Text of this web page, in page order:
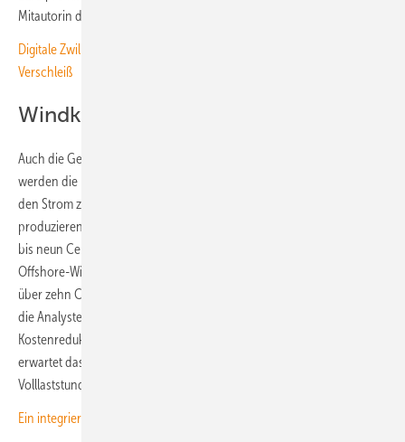
Mitautorin der Studie.
Digitale Zwillinge sparen Kosten für Live-Tests und verhindern
Verschleiß
Windkraft wird preiswerter
Auch die Gestehungskosten für Windstrom werden weiter sinken. So
werden die im Jahr 2045 neu installierten Windkraftwerke an Land
den Strom zu Kosten zwischen 3,7 bis 7,9 Cent pro Kilowattstunde
produzieren. Derzeit liegen die Gestehungskosten noch bei etwa vier
bis neun Cent pro Kilowattstunde. Etwas kostenintesiver ist die
Offshore-Windkraft, die es jetzt mit neuen Anlagen auf 5,5 bis knapp
über zehn Cent pro Kilowattstunde bringt. Doch auch hier erwarten
die Analysten des Fraunhofer ISE ein starkes
Kostenreduktionspotenzial. Die Preisverbesserungen für Windenergie
erwartet das Forschungsteam hauptsächlich dank höherer
Volllaststundenzahl und größerer Anlagen.
Ein integrierter Ansatz für optimale Nutzung